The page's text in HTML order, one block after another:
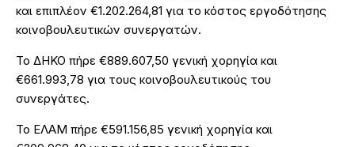
και επιπλέον €1.202.264,81 για το κόστος εργοδότησης
κοινοβουλευτικών συνεργατών.
Το ΔΗΚΟ πήρε €889.607,50 γενική χορηγία και
€661.993,78 για τους κοινοβουλευτικούς του
συνεργάτες.
Το ΕΛΑΜ πήρε €591.156,85 γενική χορηγία και